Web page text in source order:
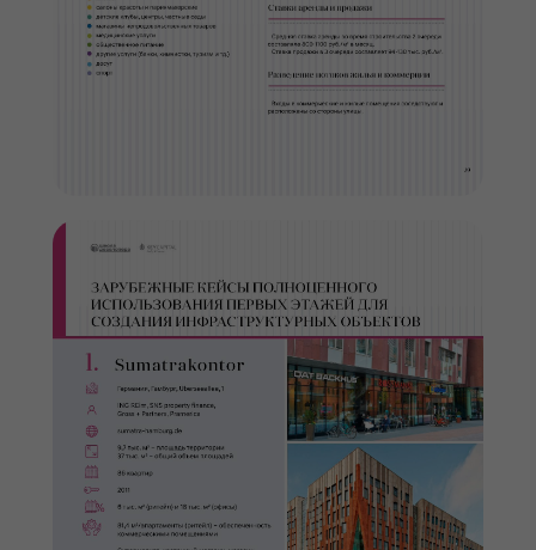
ВЫБРАТЬ ВИДЕО
Телефоны:
+7 (952) 177-31-79
+7 (800) 600-19-72
E-mail:
info@development-school.com
developmentschoolrus
dev_of_changes